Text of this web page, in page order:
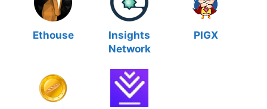
Ethouse
Insights
Network
PIGX